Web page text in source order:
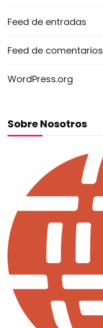
Feed de entradas
Feed de comentarios
WordPress.org
Sobre Nosotros